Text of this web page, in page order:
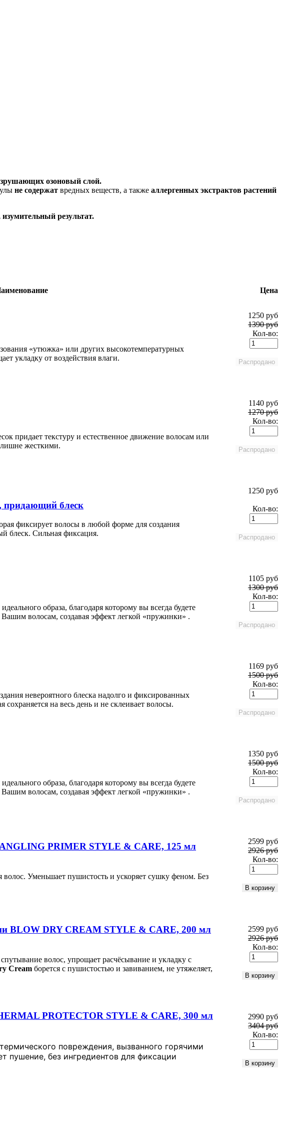
озоновый слой.
не содержат вредных веществ, а также аллергенных экстрактов растений
результат.
Цена
«утюжка» или других высокотемпературных
укладку от воздействия влаги.
1250 руб
1390 руб
Кол-во:
придает текстуру и естественное движение волосам или
жесткими.
1140 руб
1270 руб
Кол-во:
придающий блеск
фиксирует волосы в любой форме для создания
блеск. Сильная фиксация.
1250 руб
Кол-во:
образа, благодаря которому вы всегда будете
волосам, создавая эффект легкой «пружинки» .
1105 руб
1300 руб
Кол-во:
невероятного блеска надолго и фиксированных
на весь день и не склеивает волосы.
1169 руб
1500 руб
Кол-во:
образа, благодаря которому вы всегда будете
волосам, создавая эффект легкой «пружинки» .
1350 руб
1500 руб
Кол-во:
PRIMER STYLE & CARE, 125 мл
Уменьшает пушистость и ускоряет сушку феном. Без
2599 руб
2926 руб
Кол-во:
BLOW DRY CREAM STYLE & CARE, 200 мл
волос, упрощает расчёсывание и укладку с
Cream борется с пушистостью и завиванием, не утяжеляет,
2599 руб
2926 руб
Кол-во:
PROTECTOR STYLE & CARE, 300 мл
повреждения, вызванного горячими
пушение, без ингредиентов для фиксации
2990 руб
3404 руб
Кол-во: